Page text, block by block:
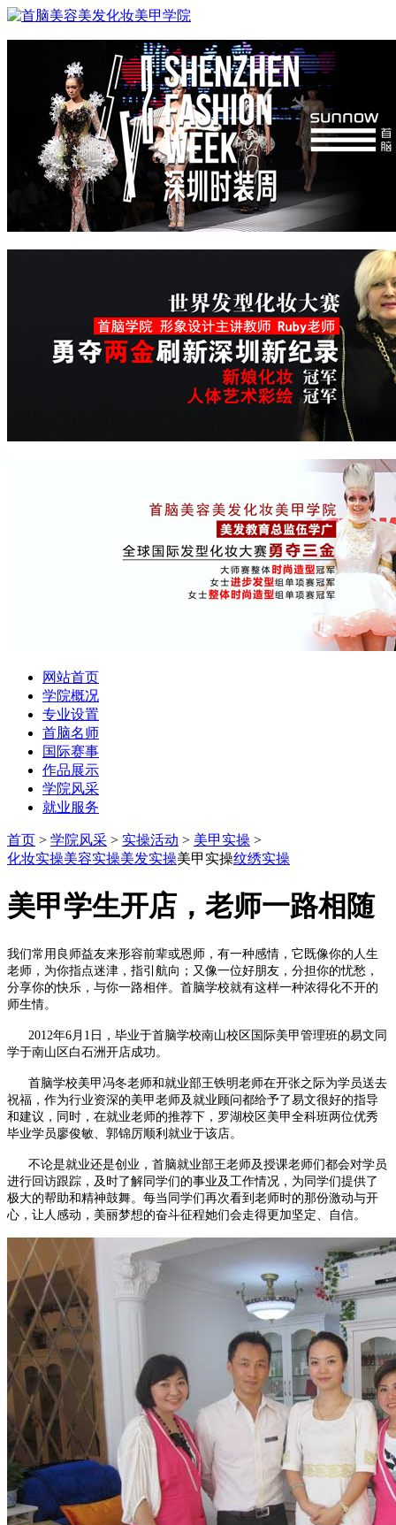
网站首页
学院概况
专业设置
首脑名师
国际赛事
作品展示
学院风采
就业服务
首页 > 学院风采 > 实操活动 > 美甲实操 >
化妆实操美容实操美发实操美甲实操纹绣实操
美甲学生开店，老师一路相随
我们常用良师益友来形容前辈或恩师，有一种感情，它既像你的人生
老师，为你指点迷津，指引航向；又像一位好朋友，分担你的忧愁，
分享你的快乐，与你一路相伴。首脑学校就有这样一种浓得化不开的
师生情。
2012年6月1日，毕业于首脑学校南山校区国际美甲管理班的易文同
学于南山区白石洲开店成功。
首脑学校美甲冯冬老师和就业部王铁明老师在开张之际为学员送去
祝福，作为行业资深的美甲老师及就业顾问都给予了易文很好的指导
和建议，同时，在就业老师的推荐下，罗湖校区美甲全科班两位优秀
毕业学员廖俊敏、郭锦厉顺利就业于该店。
不论是就业还是创业，首脑就业部王老师及授课老师们都会对学员
进行回访跟踪，及时了解同学们的事业及工作情况，为同学们提供了
极大的帮助和精神鼓舞。每当同学们再次看到老师时的那份激动与开
心，让人感动，美丽梦想的奋斗征程她们会走得更加坚定、自信。